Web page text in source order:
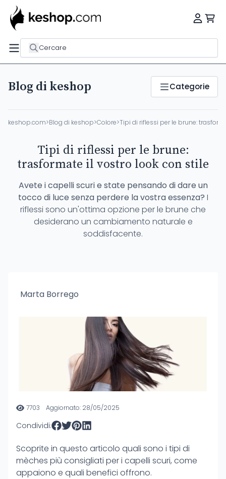
Cercare
Blog di keshop Categorie
keshop.com>Blog di keshop>Colore>Tipi di riflessi per le brune:
Tipi di riflessi per le brune:
trasformate il vostro look con stile
Avete i capelli scuri e state pensando di dare un
tocco di luce senza perdere la vostra essenza? I
riflessi sono un'ottima opzione per le brune che
desiderano un cambiamento naturale e
soddisfacente.
Marta Borrego
7703 Aggiornato: 28/05/2025
Condividi:
Scoprite in questo articolo quali sono i tipi di
mèches più consigliati per i capelli scuri, come
appaiono e quali benefici offrono.